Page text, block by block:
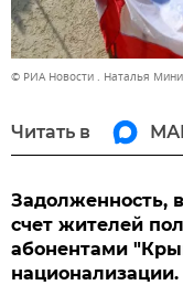
© РИА Новости . Наталья
Читать в
Задолженность,
счет жителей
абонентами